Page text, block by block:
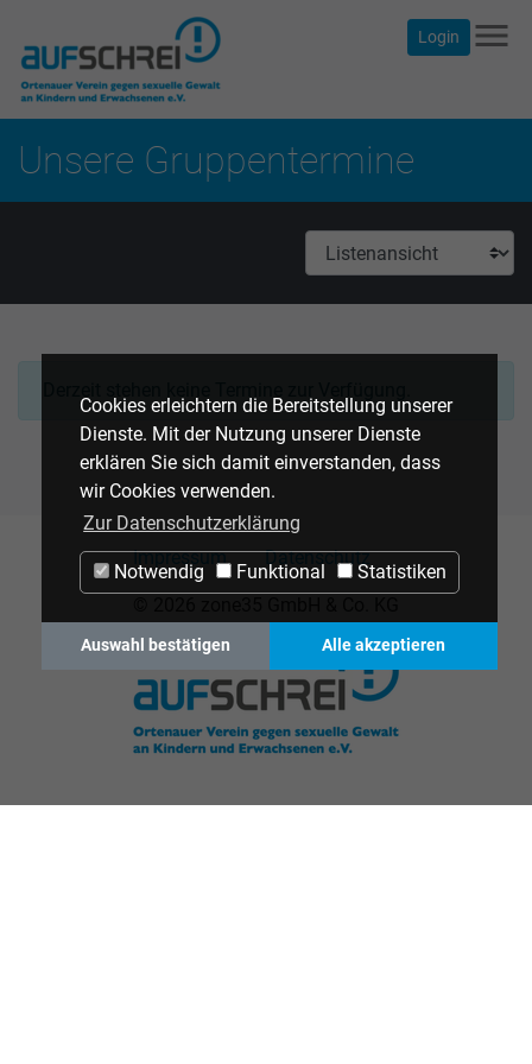
Cookies erleichtern die Bereitstellung unserer
Dienste. Mit der Nutzung unserer Dienste
erklären Sie sich damit einverstanden, dass
wir Cookies verwenden.
Zur Datenschutzerklärung
Notwendig Funktional Statistiken
Auswahl bestätigen Alle akzeptieren
Login menu
Unsere Gruppentermine
Impressum Datenschutz